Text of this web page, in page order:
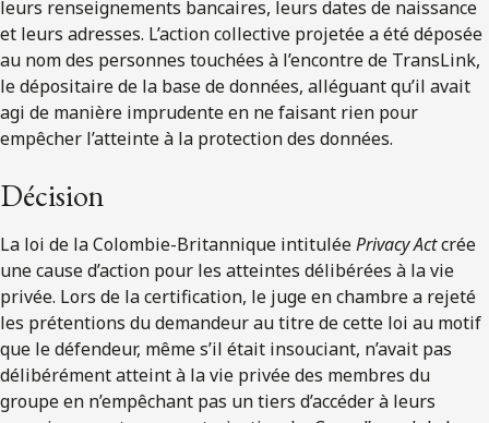
leurs renseignements bancaires, leurs dates de naissance
et leurs adresses. L’action collective projetée a été déposée
au nom des personnes touchées à l’encontre de TransLink,
le dépositaire de la base de données, alléguant qu’il avait
agi de manière imprudente en ne faisant rien pour
empêcher l’atteinte à la protection des données.
Décision
La loi de la Colombie-Britannique intituléePrivacy Actcrée
une cause d’action pour les atteintes délibérées à la vie
privée. Lors de la certification, le juge en chambre a rejeté
les prétentions du demandeur au titre de cette loi au motif
que le défendeur, même s’il était insouciant, n’avait pas
délibérément atteint à la vie privée des membres du
groupe en n’empêchant pas un tiers d’accéder à leurs